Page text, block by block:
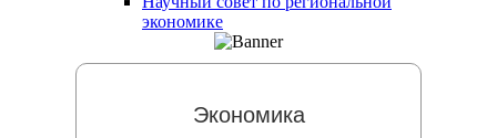
экономике
Экономика